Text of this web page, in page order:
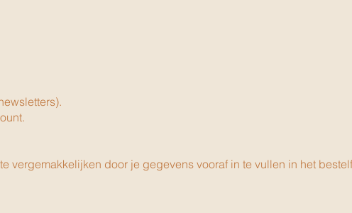
vergemakkelijken door je gegevens vooraf in te vullen in het